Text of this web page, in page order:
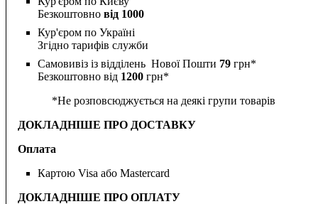
Безкоштовно від 1000
Кур'єром по Україні
Згідно тарифів служби
Самовивіз із відділень Нової Пошти 79 грн*
Безкоштовно від 1200 грн*
*Не розповсюджується на деякі групи товарів
ДОКЛАДНІШЕ ПРО ДОСТАВКУ
Оплата
Картою Visa або Mastercard
ДОКЛАДНІШЕ ПРО ОПЛАТУ